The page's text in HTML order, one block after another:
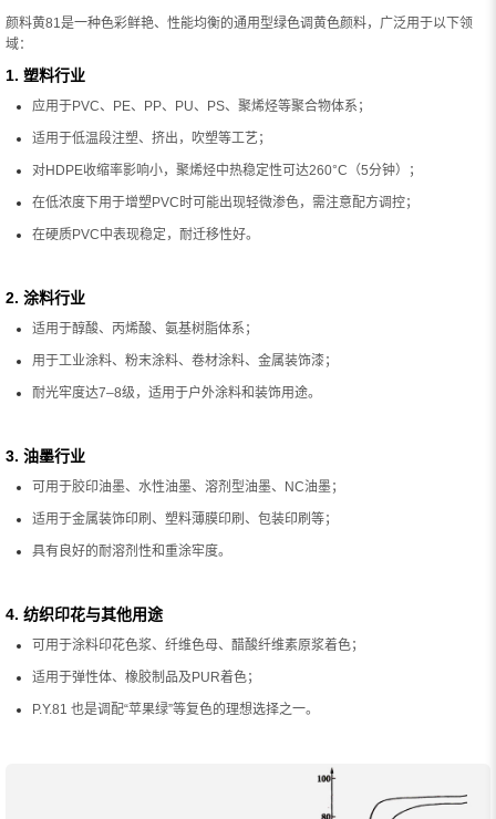
颜料黄81是一种色彩鲜艳、性能均衡的通用型绿色调黄色颜料，广泛用于以下领
域：
1. 塑料行业
应用于PVC、PE、PP、PU、PS、聚烯烃等聚合物体系；
适用于低温段注塑、挤出，吹塑等工艺；
对HDPE收缩率影响小，聚烯烃中热稳定性可达260°C（5分钟）；
在低浓度下用于增塑PVC时可能出现轻微渗色，需注意配方调控；
在硬质PVC中表现稳定，耐迁移性好。
2. 涂料行业
适用于醇酸、丙烯酸、氨基树脂体系；
用于工业涂料、粉末涂料、卷材涂料、金属装饰漆；
耐光牢度达7–8级，适用于户外涂料和装饰用途。
3. 油墨行业
可用于胶印油墨、水性油墨、溶剂型油墨、NC油墨；
适用于金属装饰印刷、塑料薄膜印刷、包装印刷等；
具有良好的耐溶剂性和重涂牢度。
4. 纺织印花与其他用途
可用于涂料印花色浆、纤维色母、醋酸纤维素原浆着色；
适用于弹性体、橡胶制品及PUR着色；
P.Y.81 也是调配“苹果绿”等复色的理想选择之一。